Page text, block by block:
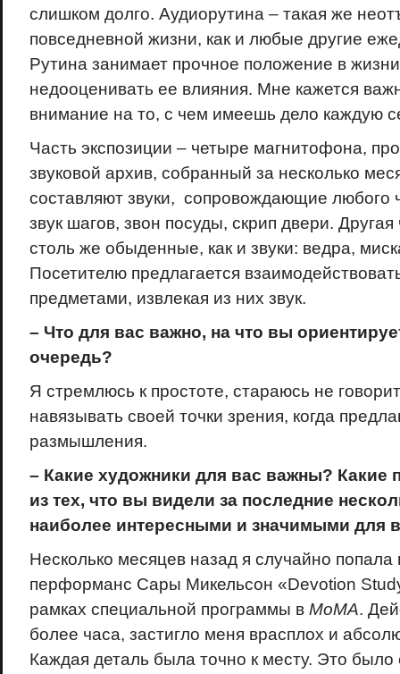
слишком долго. Аудиорутина – такая же
повседневной жизни, как и любые другие
Рутина занимает прочное положение в
недооценивать ее влияния. Мне кажется
внимание на то, с чем имеешь дело каждую
Часть экспозиции – четыре магнитофона,
звуковой архив, собранный за несколько
составляют звуки, сопровождающие любого
звук шагов, звон посуды, скрип двери.
столь же обыденные, как и звуки: ведра,
Посетителю предлагается
предметами, извлекая из них звук.
– Что для вас важно, на что вы
очередь?
Я стремлюсь к простоте, стараюсь не
навязывать своей точки зрения, когда
размышления.
– Какие художники для вас важны? Какие
из тех, что вы видели за последние
наиболее интересными и значимыми для
Несколько месяцев назад я случайно
перформанс Сары Микельсон «Devotion
рамках специальной программы в MoMA.
более часа, застигло меня врасплох и
Каждая деталь была точно к месту. Это